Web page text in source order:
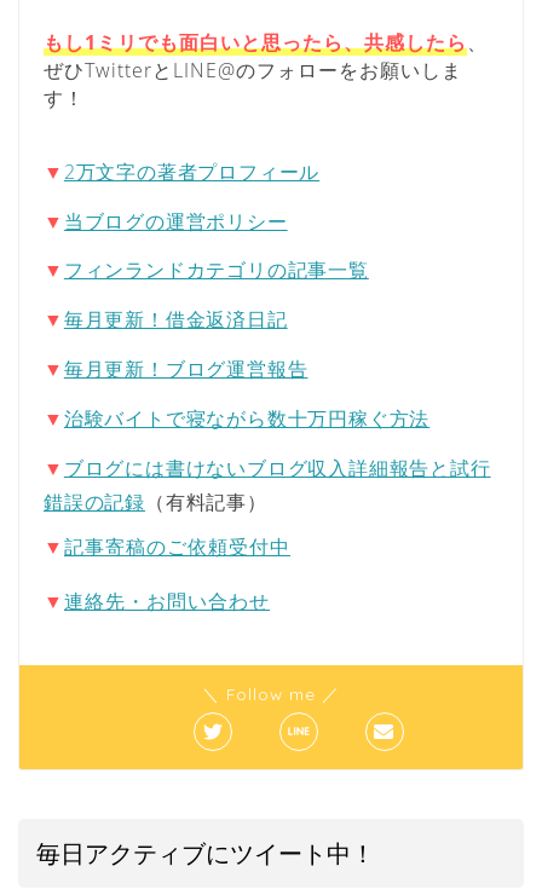
もし1ミリでも面白いと思ったら、共感したら、
ぜひTwitterとLINE@のフォローをお願いしま
す！
▼ 2万文字の著者プロフィール
▼ 当ブログの運営ポリシー
▼ フィンランドカテゴリの記事一覧
▼毎月更新！借金返済日記
▼毎月更新！ブログ運営報告
▼治験バイトで寝ながら数十万円稼ぐ方法
▼ ブログには書けないブログ収入詳細報告と試行
錯誤の記録 （有料記事）
▼記事寄稿のご依頼受付中
▼連絡先・お問い合わせ
＼ Follow me ／
毎日アクティブにツイート中！